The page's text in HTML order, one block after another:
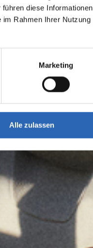
diese Informationen
im Rahmen Ihrer Nutzung
Marketing
Alle zulassen